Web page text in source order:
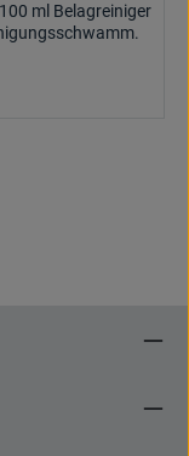
ml Belagreiniger